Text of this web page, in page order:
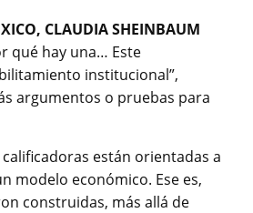
CLAUDIA SHEINBAUM
qué hay una… Este
institucional”,
argumentos o pruebas para
están orientadas a
modelo económico. Ese es,
construidas, más allá de